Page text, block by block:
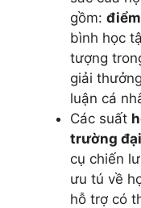
gồm:
bình học
tượng
giải
luận cá
Các suất
trường
cụ chiến
ưu tú về
hỗ trợ có